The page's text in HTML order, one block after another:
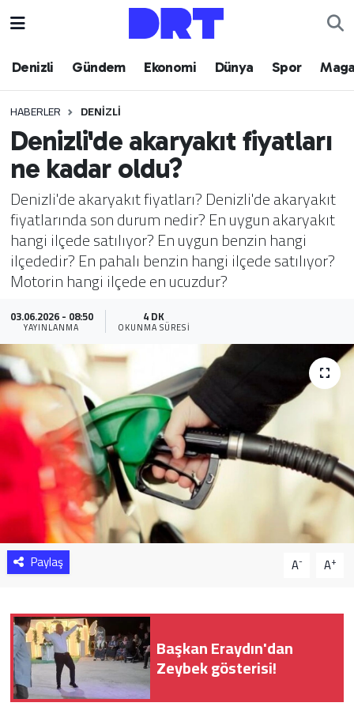
Denizli Gündem Ekonomi Dünya Spor
HABERLER DENIZLI
Denizli'de akaryakıt fiyatları
ne kadar oldu?
Denizli'de akaryakıt fiyatları? Denizli'de akaryakıt
fiyatlarında son durum nedir? En uygun akaryakıt
hangi ilçede satılıyor? En uygun benzin hangi
ilçededir? En pahalı benzin hangi ilçede satılıyor?
Motorin hangi ilçede en ucuzdur?
03.06.2026 - 08:50
YAYINLANMA
4 DK
OKUNMA SÜRESI
Paylaş A- A+
Başkan Eraydın'dan
Zeybek gösterisi!
Denizli
Ekonomi
Dünya
Spor
Magazin
Yaşam
Sağlık
Yazarlar
Resmi İlan
Resmi Reklam
Hava Durumu
Trafik Durumu
Puan Durumu ve Fikstür
Tüm Manşetler
Son Dakika Haberleri
Haber Arşivi